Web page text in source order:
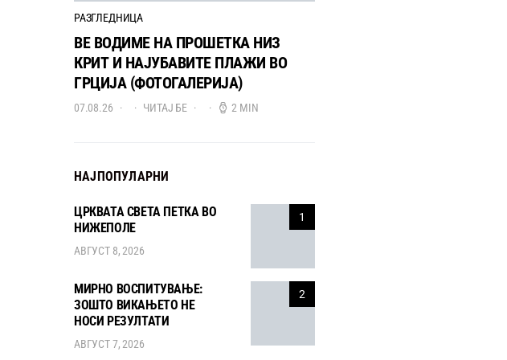
РАЗГЛЕДНИЦА
ВЕ ВОДИМЕ НА ПРОШЕТКА НИЗ
КРИТ И НАЈУБАВИТЕ ПЛАЖИ ВО
ГРЦИЈА (ФОТОГАЛЕРИЈА)
07.08.26 ЧИТАЈ БЕ 2 MIN
НАЈПОПУЛАРНИ
1
ЦРКВАТА СВЕТА ПЕТКА ВО
НИЖЕПОЛЕ
АВГУСТ 8, 2026
2
МИРНО ВОСПИТУВАЊЕ:
ЗОШТО ВИКАЊЕТО НЕ
НОСИ РЕЗУЛТАТИ
АВГУСТ 7, 2026